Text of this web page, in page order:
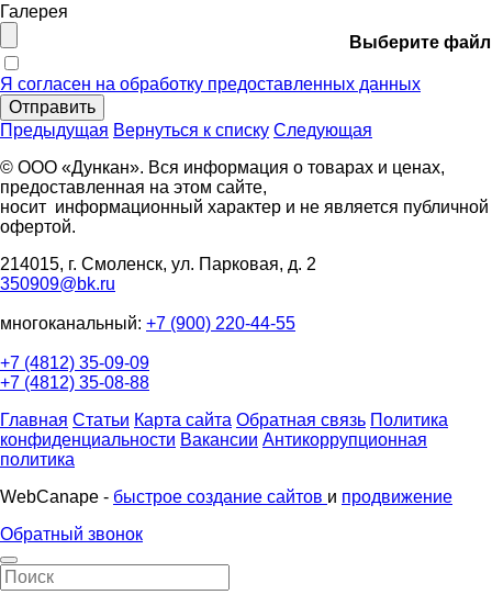
Галерея
Выберите файл
Я согласен на обработку предоставленных данных
Отправить
Предыдущая Вернуться к списку Следующая
© ООО «Дункан». Вся информация о товарах и ценах,
предоставленная на этом сайте,
носит информационный характер и не является публичной
офертой.
214015, г. Смоленск, ул. Парковая, д. 2
350909@bk.ru
многоканальный: +7 (900) 220-44-55
+7 (4812) 35-09-09
+7 (4812) 35-08-88
Главная Статьи Карта сайта Обратная связь Политика
конфиденциальности Вакансии Антикоррупционная
политика
WebCanape - быстрое создание сайтов и продвижение
Обратный звонок